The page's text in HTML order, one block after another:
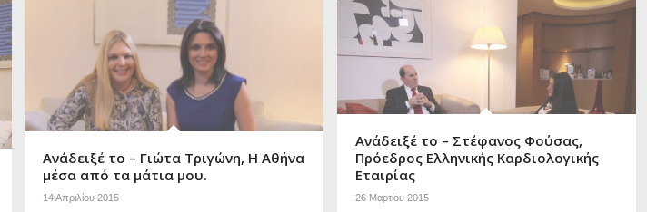
Ανάδειξέ το – Γιώτα Τριγώνη, Η Αθήνα
μέσα από τα μάτια μου.
14 Απριλίου 2015
Ανάδειξέ το – Στέφανος Φούσας,
Πρόεδρος Ελληνικής Καρδιολογικής
Εταιρίας
26 Μαρτίου 2015